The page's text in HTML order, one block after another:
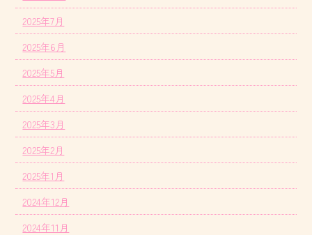
2025年7月
2025年6月
2025年5月
2025年4月
2025年3月
2025年2月
2025年1月
2024年12月
2024年11月